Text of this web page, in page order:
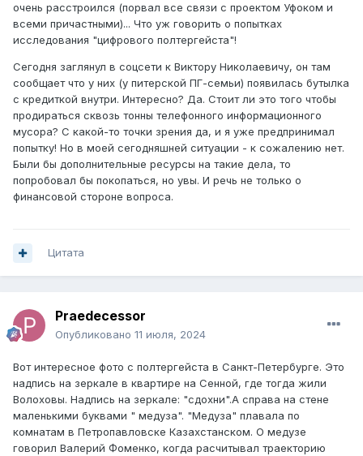
очень расстроился (порвал все связи с проектом Уфоком и
всеми причастными)... Что уж говорить о попытках
исследования "цифрового полтергейста"!
Сегодня заглянул в соцсети к Виктору Николаевичу, он там
сообщает что у них (у питерской ПГ-семьи) появилась бутылка
с кредиткой внутри. Интересно? Да. Стоит ли это того чтобы
продираться сквозь тонны телефонного информационного
мусора? С какой-то точки зрения да, и я уже предпринимал
попытку! Но в моей сегодняшней ситуации - к сожалению нет.
Были бы дополнительные ресурсы на такие дела, то
попробовал бы покопаться, но увы. И речь не только о
финансовой стороне вопроса.
Цитата
Praedecessor
Опубликовано 11 июля, 2024
Вот интересное фото с полтергейста в Санкт-Петербурге. Это
надпись на зеркале в квартире на Сенной, где тогда жили
Волоховы. Надпись на зеркале: "сдохни".А справа на стене
маленькими буквами " медуза". "Медуза" плавала по
комнатам в Петропавловске Казахстанском. О медузе
говорил Валерий Фоменко, когда расчитывал траекторию